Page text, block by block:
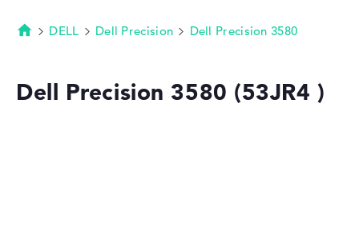
Technik & Wissen
Deals
Startseite
DELL Dell Precision Dell Precision 3580
Dell Precision 3580 (53JR4 )